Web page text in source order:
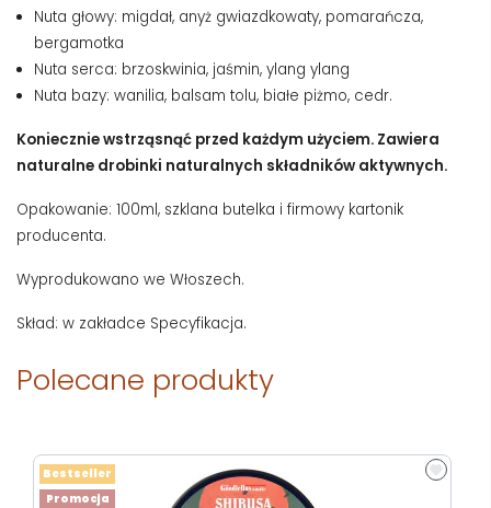
Nuta głowy: migdał, anyż gwiazdkowaty, pomarańcza,
bergamotka
Nuta serca: brzoskwinia, jaśmin, ylang ylang
Nuta bazy: wanilia, balsam tolu, białe piżmo, cedr.
Koniecznie wstrząsnąć przed każdym użyciem. Zawiera
naturalne drobinki naturalnych składników aktywnych.
Opakowanie: 100ml, szklana butelka i firmowy kartonik
producenta.
Wyprodukowano we Włoszech.
Skład: w zakładce Specyfikacja.
Polecane produkty
Promocja
Bestseller